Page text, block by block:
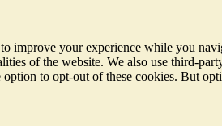
improve your experience while you
of the website. We also use third-
option to opt-out of these cookies. But